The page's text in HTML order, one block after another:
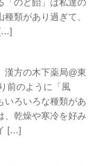
「のど飴」は私達の
類があり過ぎて、
漢方の木下薬局@東
前のように「風
いろいろな種類があ
、乾燥や寒冷を好み
[…]